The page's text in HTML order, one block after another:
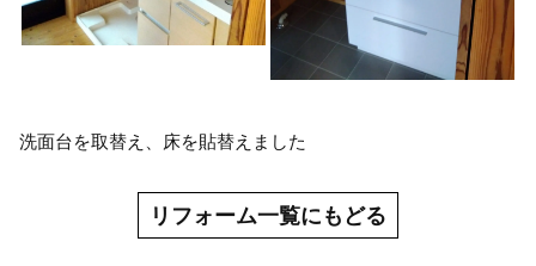
洗面台を取替え、床を貼替えました
リフォーム一覧にもどる